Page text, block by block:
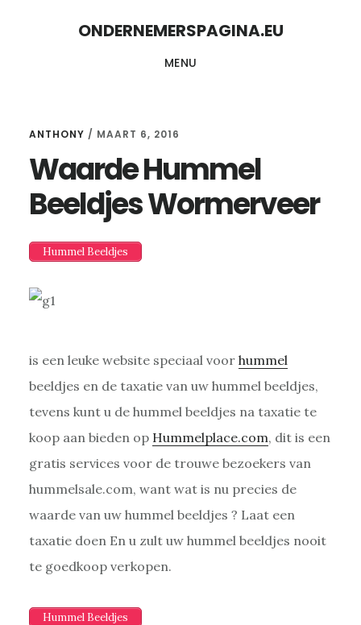
ONDERNEMERSPAGINA.EU
MENU
ANTHONY / MAART 6, 2016
Waarde Hummel
Beeldjes Wormerveer
Hummel Beeldjes
is een leuke website speciaal voor hummel
beeldjes en de taxatie van uw hummel beeldjes,
tevens kunt u de hummel beeldjes na taxatie te
koop aan bieden op Hummelplace.com, dit is een
gratis services voor de trouwe bezoekers van
hummelsale.com, want wat is nu precies de
waarde van uw hummel beeldjes ? Laat een
taxatie doen En u zult uw hummel beeldjes nooit
te goedkoop verkopen.
Hummel Beeldjes